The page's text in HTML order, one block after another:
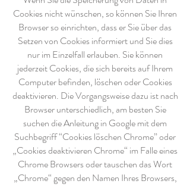
Cookies nicht wünschen, so können Sie Ihren
Browser so einrichten, dass er Sie über das
Setzen von Cookies informiert und Sie dies
nur im Einzelfall erlauben. Sie können
jederzeit Cookies, die sich bereits auf Ihrem
Computer befinden, löschen oder Cookies
deaktivieren. Die Vorgangsweise dazu ist nach
Browser unterschiedlich, am besten Sie
suchen die Anleitung in Google mit dem
Suchbegriff “Cookies löschen Chrome” oder
„Cookies deaktivieren Chrome“ im Falle eines
Chrome Browsers oder tauschen das Wort
„Chrome“ gegen den Namen Ihres Browsers,